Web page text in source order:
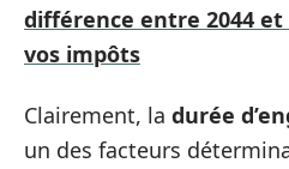
différence entre 2044 et
vos impôts
Clairement, la durée
un des facteurs